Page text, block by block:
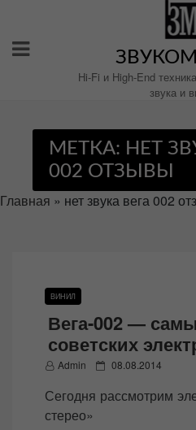
содержимому
Hi-Fi и High-End
звука и
МЕТКА: НЕТ
002 ОТЗЫВЫ
Главная » нет звука вега 002
ВИНИЛ
Вега-002 —
советских
Admin
P
s
08.08.2014
Сегодня рассмотрим
стерео»